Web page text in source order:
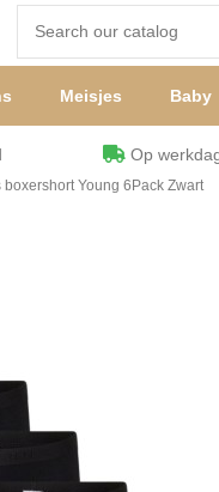
Meisjes Baby
Op
Young 6Pack Zwart